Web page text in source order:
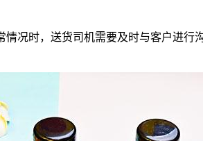
况时，送货司机需要及时与客户进